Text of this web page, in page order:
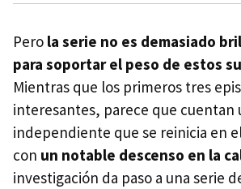
Pero la serie no es demasiado
para soportar el peso de estos
Mientras que los primeros tres
interesantes, parece que cuentan
independiente que se reinicia en
con un notable descenso en la
investigación da paso a una serie